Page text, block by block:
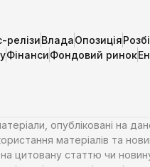
релізиВладаОпозиція
ФінансиФондовий ринок
опубліковані на
матеріалів та
цитовану статтю чи